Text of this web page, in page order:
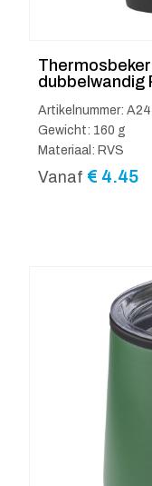
dubbelwandig
Artikelnummer:
Gewicht: 160 g
Materiaal: RVS
Vanaf € 4.45